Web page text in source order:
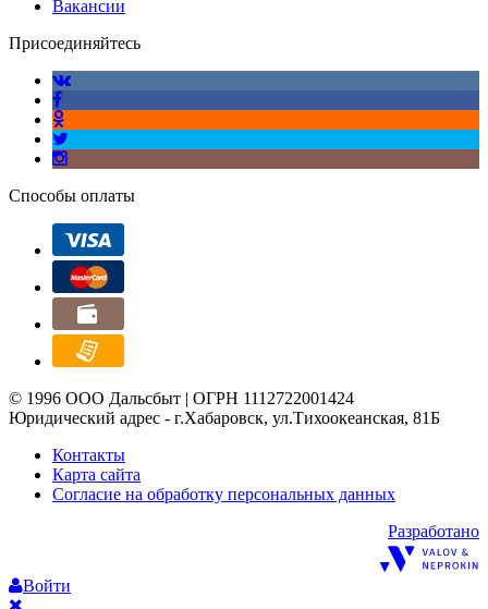
Вакансии
Присоединяйтесь
Способы оплаты
© 1996 ООО Дальсбыт | ОГРН 1112722001424
Юридический адрес - г.Хабаровск, ул.Тихоокеанская, 81Б
Контакты
Карта сайта
Согласие на обработку персональных данных
Разработано
Войти